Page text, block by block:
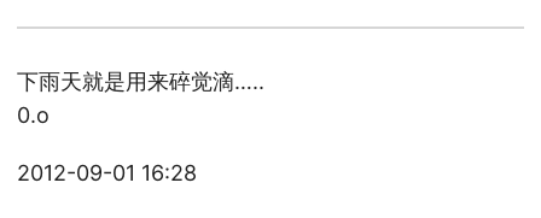
下雨天就是用来碎觉滴…..
0.o
2012-09-01 16:28